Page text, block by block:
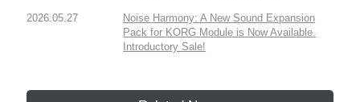
2026.05.27
Noise Harmony: A New Sound Expansion
Pack for KORG Module is Now Available.
Introductory Sale!